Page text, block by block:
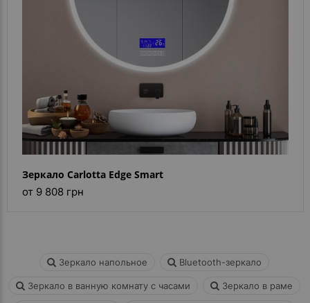
Зеркало Carlotta Edge Smart
от 9 808 грн
Зеркало напольное Bluetooth-зеркало
Зеркало в ванную комнату с часами Зеркало в раме